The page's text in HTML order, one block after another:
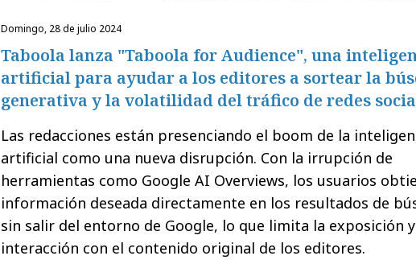
domingo, 28 de julio 2024
Taboola lanza "Taboola for Audience", una
artificial para ayudar a los editores a sortear la
generativa y la volatilidad del tráfico de redes
Las redacciones están presenciando el boom de la
artificial como una nueva disrupción. Con la irrupción de
herramientas como Google AI Overviews, los usuarios
información deseada directamente en los resultados de
sin salir del entorno de Google, lo que limita la exposición
interacción con el contenido original de los editores.